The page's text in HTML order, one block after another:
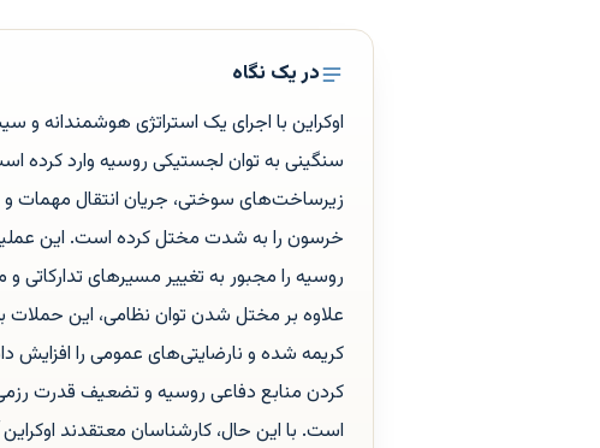
در یک نگاه
اوکراین با اجرای یک استراتژی هوشمندانه و
سنگینی به توان لجستیکی روسیه وارد کرده
زیرساخت‌های سوختی، جریان انتقال مهمات و
خرسون را به شدت مختل کرده است. این
روسیه را مجبور به تغییر مسیرهای
علاوه بر مختل شدن توان نظامی، این
کریمه شده و نارضایتی‌های عمومی را افزایش
کردن منابع دفاعی روسیه و تضعیف قدرت
است. با این حال، کارشناسان معتقدند